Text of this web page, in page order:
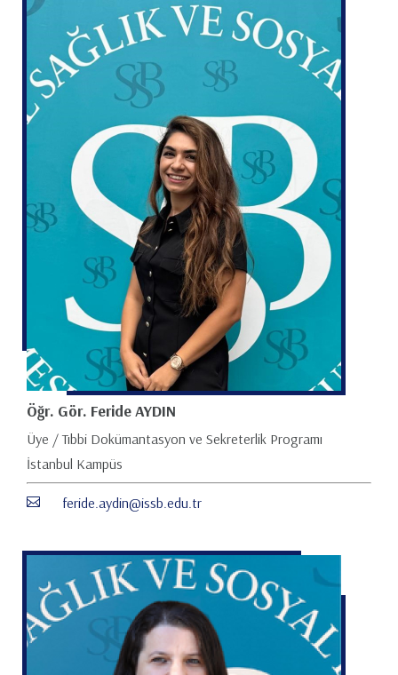
Öğr. Gör. Feride AYDIN
Üye / Tıbbi Dokümantasyon ve Sekreterlik Programı
İstanbul Kampüs
feride.aydin@issb.edu.tr